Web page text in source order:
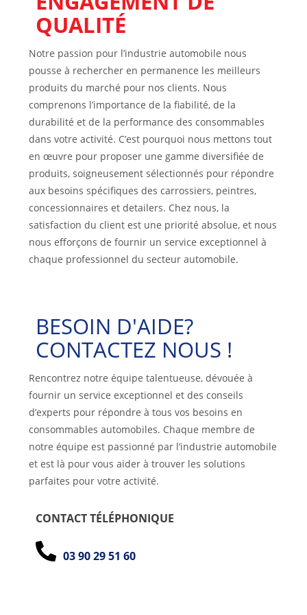
QUALITÉ
Notre passion pour lʼindustrie automobile nous
pousse à rechercher en permanence les meilleurs
produits du marché pour nos clients. Nous
comprenons lʼimportance de la fiabilité, de la
durabilité et de la performance des consommables
dans votre activité. Cʼest pourquoi nous mettons tout
en œuvre pour proposer une gamme diversifiée de
produits, soigneusement sélectionnés pour répondre
aux besoins spécifiques des carrossiers, peintres,
concessionnaires et detailers. Chez nous, la
satisfaction du client est une priorité absolue, et nous
nous efforçons de fournir un service exceptionnel à
chaque professionnel du secteur automobile.
BESOIN D'AIDE?
CONTACTEZ NOUS !
Rencontrez notre équipe talentueuse, dévouée à
fournir un service exceptionnel et des conseils
dʼexperts pour répondre à tous vos besoins en
consommables automobiles. Chaque membre de
notre équipe est passionné par lʼindustrie automobile
et est là pour vous aider à trouver les solutions
parfaites pour votre activité.
CONTACT TÉLÉPHONIQUE
03 90 29 51 60